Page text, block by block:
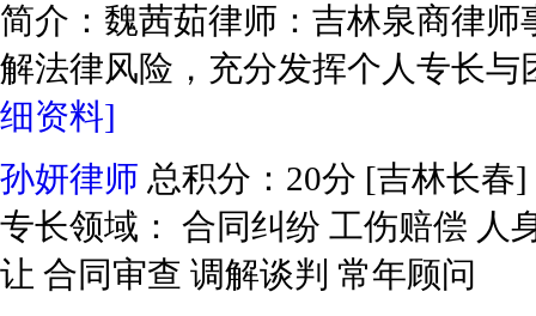
简介：魏茜茹律师：吉林泉商律
解法律风险，充分发挥个人专长
细资料]
孙妍律师 总积分：20分 [吉林长春]
专长领域： 合同纠纷 工伤赔偿 人
让 合同审查 调解谈判 常年顾问